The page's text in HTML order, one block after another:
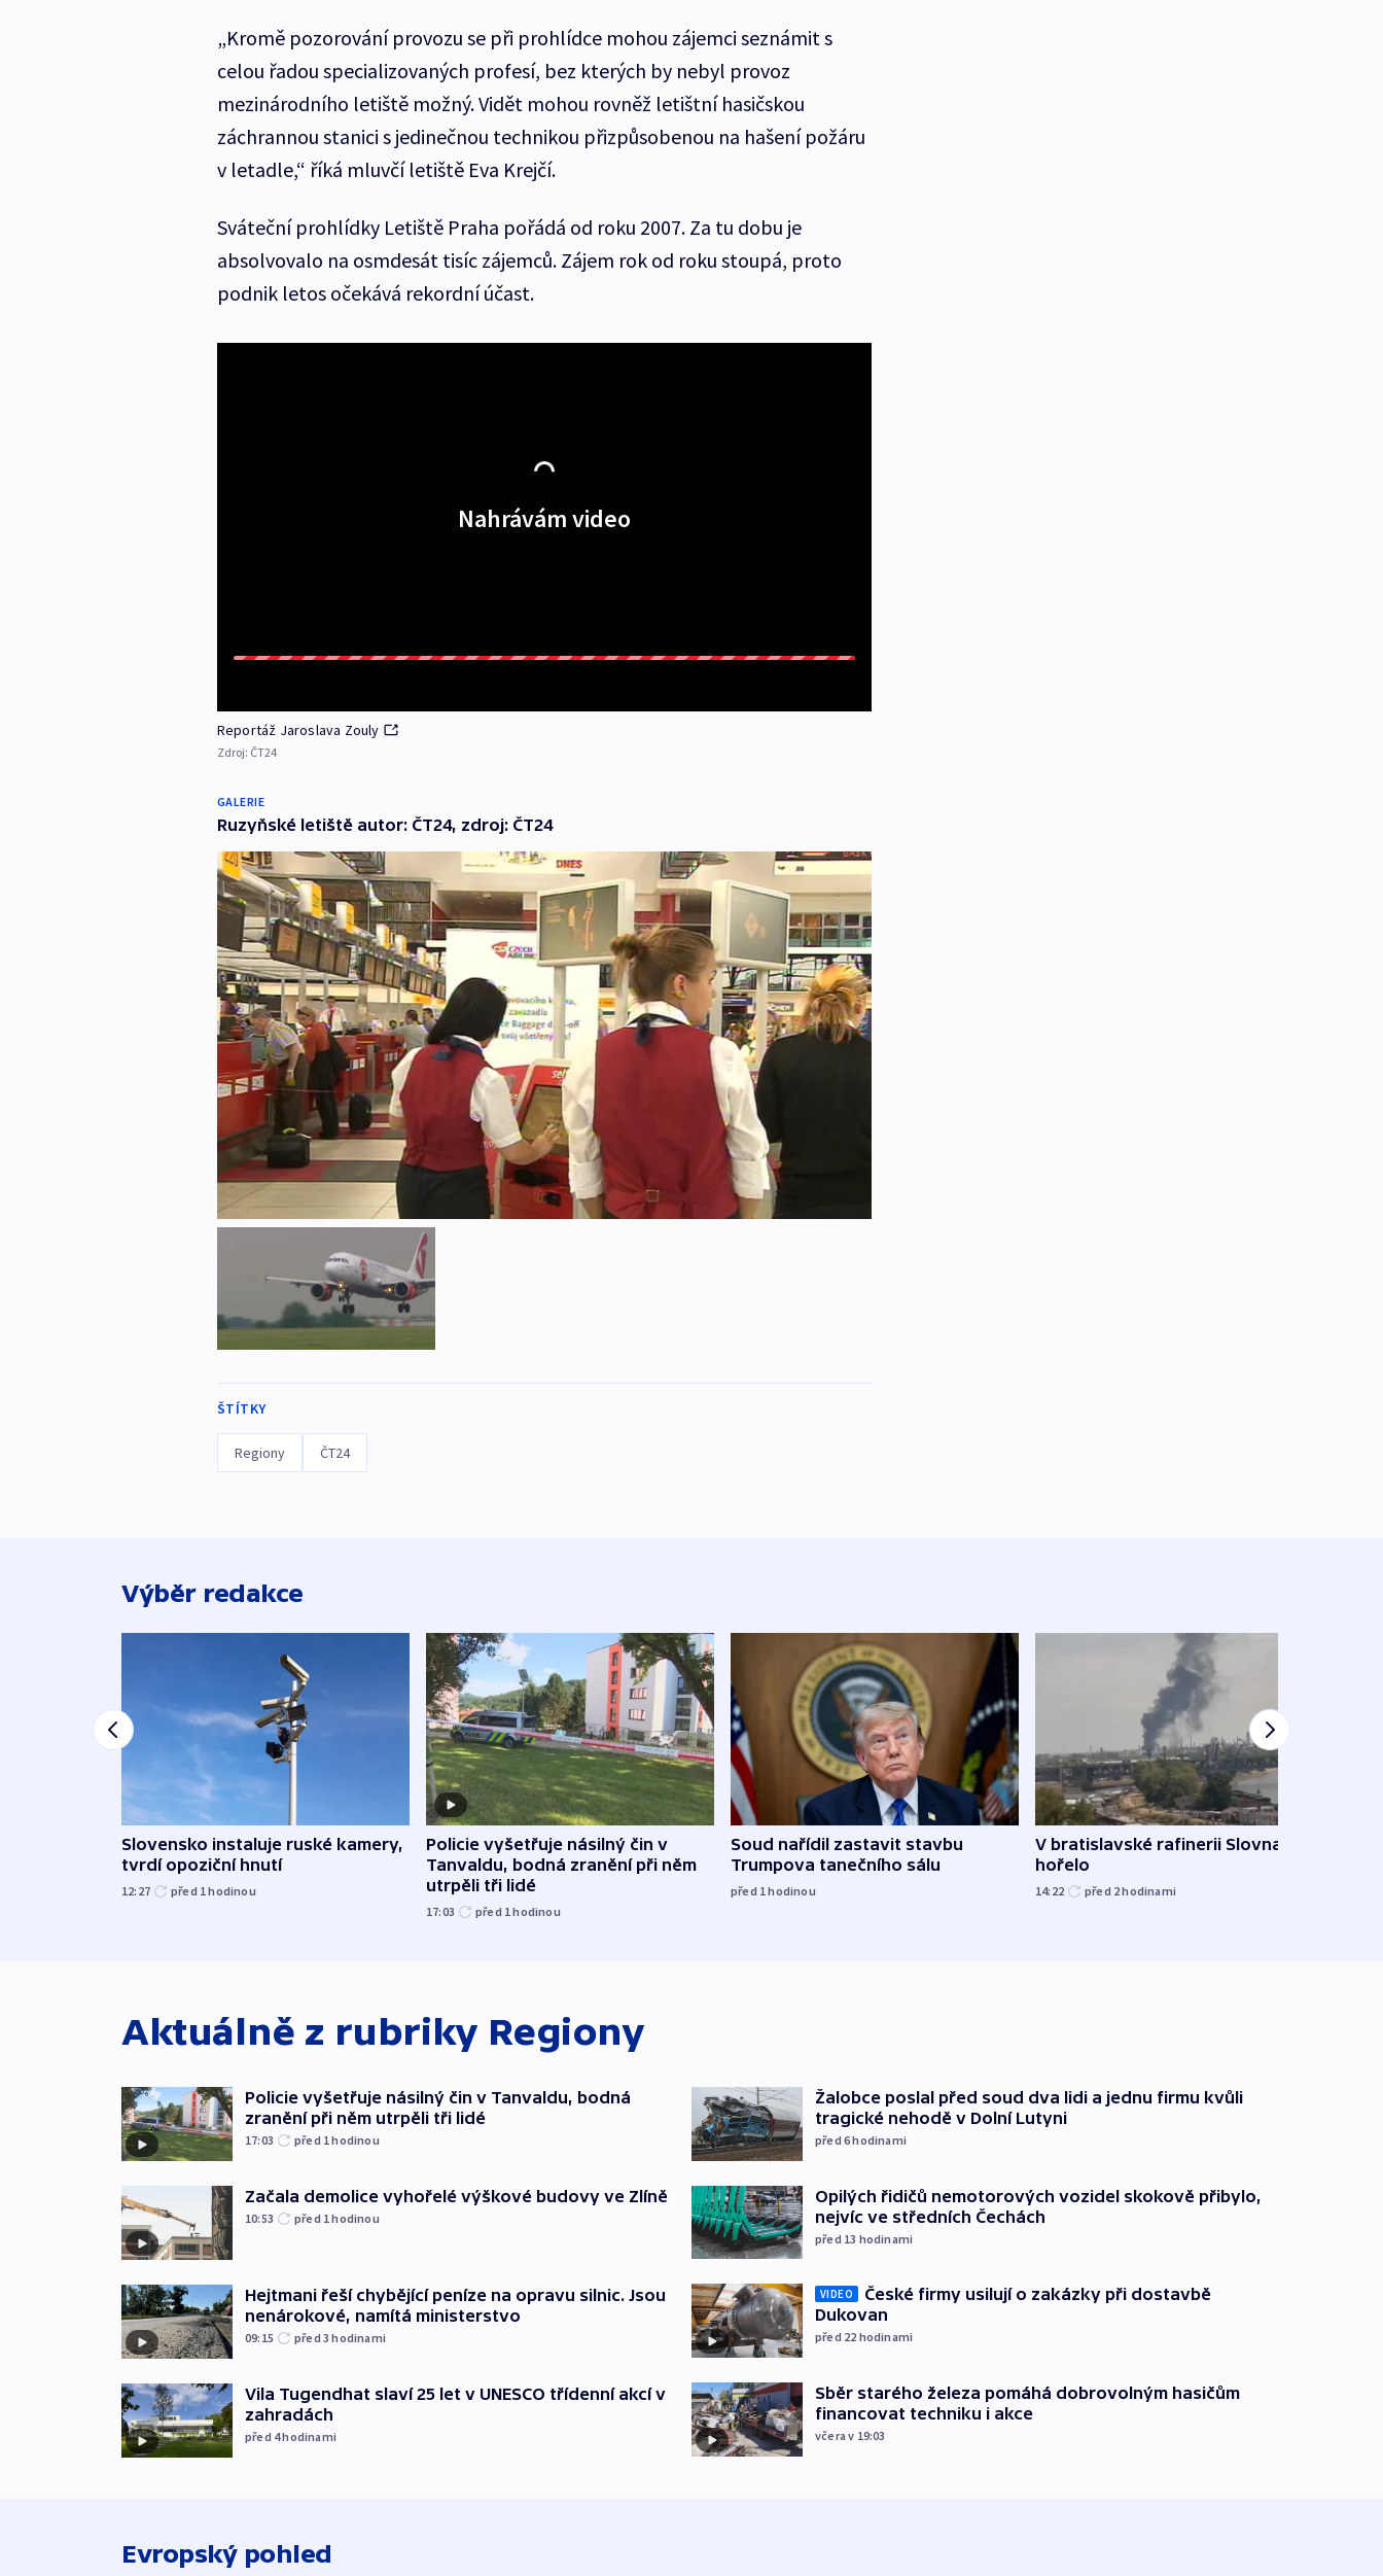
„Kromě pozorování provozu se při prohlídce mohou zájemci seznámit s
celou řadou specializovaných profesí, bez kterých by nebyl provoz
mezinárodního letiště možný. Vidět mohou rovněž letištní hasičskou
záchrannou stanici s jedinečnou technikou přizpůsobenou na hašení požáru
v letadle,“ říká mluvčí letiště Eva Krejčí.
Sváteční prohlídky Letiště Praha pořádá od roku 2007. Za tu dobu je
absolvovalo na osmdesát tisíc zájemců. Zájem rok od roku stoupá, proto
podnik letos očekává rekordní účast.
Nahrávám video
Reportáž Jaroslava Zouly
Zdroj: ČT24
GALERIE
Ruzyňské letiště autor: ČT24, zdroj: ČT24
ŠTÍTKY
Regiony ČT24
Výběr redakce
Slovensko instaluje ruské kamery,
tvrdí opoziční hnutí
12:27 před 1hodinou
Policie vyšetřuje násilný čin v
Tanvaldu, bodná zranění při něm
utrpěli tři lidé
17:03 před 1hodinou
Soud nařídil zastavit stavbu
Trumpova tanečního sálu
před 1hodinou
V bratislavské rafinerii Slovnaft
hořelo
14:22 před 2hodinami
Aktuálně z rubriky Regiony
Policie vyšetřuje násilný čin v Tanvaldu, bodná
zranění při něm utrpěli tři lidé
17:03 před 1hodinou
Začala demolice vyhořelé výškové budovy ve Zlíně
10:53 před 1hodinou
Hejtmani řeší chybějící peníze na opravu silnic. Jsou
nenárokové, namítá ministerstvo
09:15 před 3hodinami
Vila Tugendhat slaví 25 let v UNESCO třídenní akcí v
zahradách
před 4hodinami
Žalobce poslal před soud dva lidi a jednu firmu kvůli
tragické nehodě v Dolní Lutyni
před 6hodinami
Opilých řidičů nemotorových vozidel skokově přibylo,
nejvíc ve středních Čechách
před 13 hodinami
VIDEO
České firmy usilují o zakázky při dostavbě
Dukovan
před 22 hodinami
Sběr starého železa pomáhá dobrovolným hasičům
financovat techniku i akce
včera v 19:03
Evropský pohled